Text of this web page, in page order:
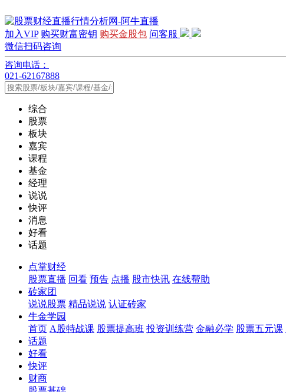
加入VIP 购买财富密钥 购买金股包 问客服
微信扫码咨询
咨询电话：
021-62167888
综合
股票
板块
嘉宾
课程
基金
经理
说说
快评
消息
好看
话题
点掌财经
股票直播 回看 预告 点播 股市快讯 在线帮助
砖家团
说说股票 精品说说 认证砖家
牛金学园
首页 A股特战课 股票提高班 投资训练营 金融必学 股票五元课
话题
好看
快评
财商